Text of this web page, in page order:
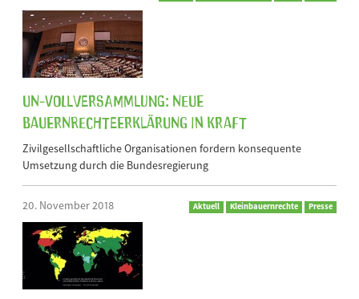
UN-Vollversammlung: Neue
Bauernrechteerklärung in Kraft
Zivilgesellschaftliche Organisationen fordern konsequente
Umsetzung durch die Bundesregierung
20. November 2018 Aktuell Kleinbauernrechte Presse